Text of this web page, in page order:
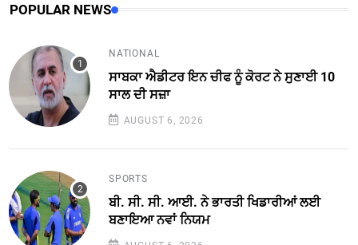
POPULAR NEWS
NATIONAL
ਸਾਬਕਾ ਐਡੀਟਰ ਇਨ ਚੀਫ ਨੂੰ ਕੋਰਟ ਨੇ ਸੁਣਾਈ 10
ਸਾਲ ਦੀ ਸਜ਼ਾ
AUGUST 6, 2026
SPORTS
ਬੀ. ਸੀ. ਸੀ. ਆਈ. ਨੇ ਭਾਰਤੀ ਖਿਡਾਰੀਆਂ ਲਈ
ਬਣਾਇਆ ਨਵਾਂ ਨਿਯਮ